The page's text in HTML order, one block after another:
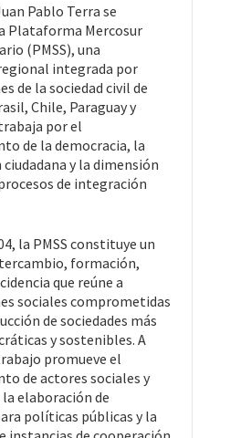
Pablo Terra se
Plataforma Mercosur
(PMSS), una
integrada por
de la sociedad civil de
Chile, Paraguay y
por el
de la democracia, la
y la dimensión
de integración
la PMSS constituye un
formación,
que reúne a
sociales comprometidas
de sociedades más
y sostenibles. A
promueve el
de actores sociales y
elaboración de
políticas públicas y la